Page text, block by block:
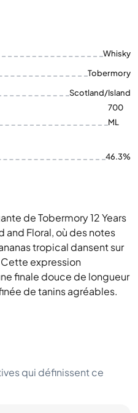
Whisky
Tobermory
Scotland/Island
700
ML
46.3%
de Tobermory 12 Years
Floral, où des notes
tropical dansent sur
expression
finale douce de longueur
de tanins agréables.
qui définissent ce